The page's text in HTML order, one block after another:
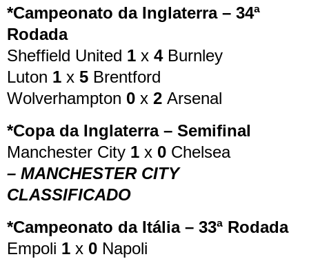
*Campeonato da Inglaterra – 34ª
Rodada
Sheffield United 1 x 4Burnley
Luton 1 x 5 Brentford
Wolverhampton 0 x 2 Arsenal
*Copa da Inglaterra – Semifinal
Manchester City 1 x 0 Chelsea
– MANCHESTER CITY
CLASSIFICADO
*Campeonato da Itália – 33ª Rodada
Empoli 1 x 0 Napoli